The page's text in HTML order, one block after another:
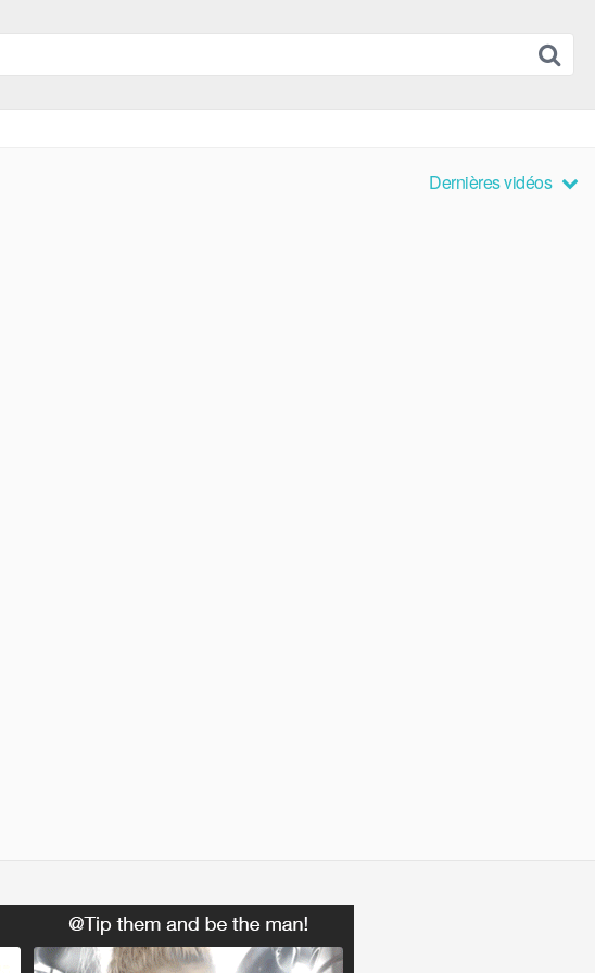
Dernières vidéos